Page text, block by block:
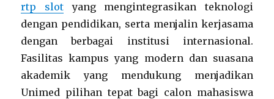
rtp slotyang mengintegrasikan teknologi
dengan pendidikan, serta menjalin kerjasama
dengan berbagai institusi internasional.
Fasilitas kampus yang modern dan suasana
akademik yang mendukung menjadikan
Unimed pilihan tepat bagi calon mahasiswa